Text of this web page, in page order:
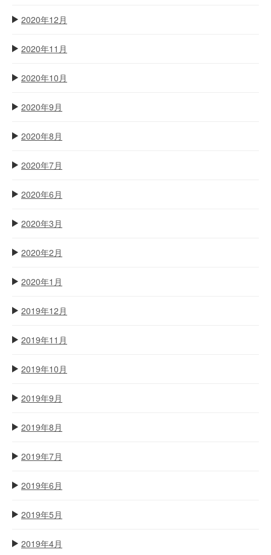
2020年12月
2020年11月
2020年10月
2020年9月
2020年8月
2020年7月
2020年6月
2020年3月
2020年2月
2020年1月
2019年12月
2019年11月
2019年10月
2019年9月
2019年8月
2019年7月
2019年6月
2019年5月
2019年4月